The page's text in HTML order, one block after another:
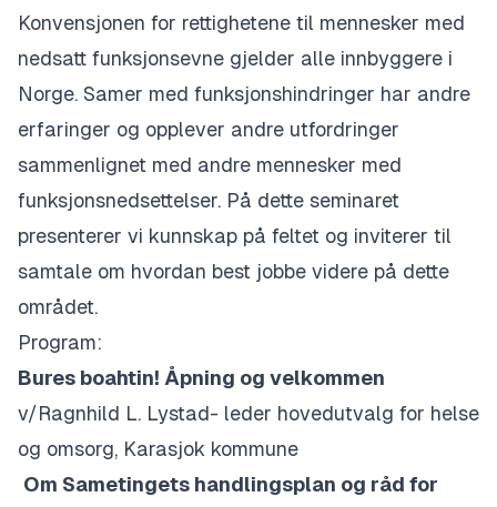
Konvensjonen for rettighetene til mennesker med
nedsatt funksjonsevne gjelder alle innbyggere i
Norge. Samer med funksjonshindringer har andre
erfaringer og opplever andre utfordringer
sammenlignet med andre mennesker med
funksjonsnedsettelser. På dette seminaret
presenterer vi kunnskap på feltet og inviterer til
samtale om hvordan best jobbe videre på dette
området.
Program:
Bures boahtin! Åpning og velkommen
v/Ragnhild L. Lystad- leder hovedutvalg for helse
og omsorg, Karasjok kommune
Om Sametingets handlingsplan og råd for